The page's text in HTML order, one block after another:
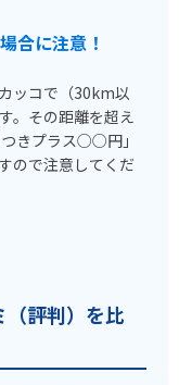
合に注意！
ッコで（30km以
。その距離を超え
きプラス○○円」
ので注意してくだ
（評判）を比